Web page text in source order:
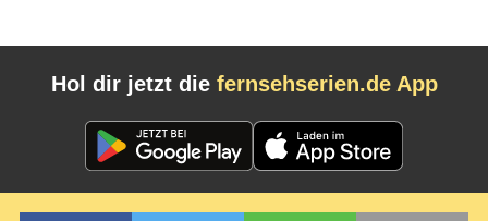
Hol dir jetzt die fernsehserien.de App